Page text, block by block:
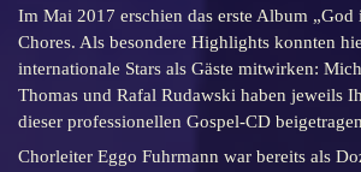
Im Mai 2017 erschien das erste Album „God
Chores. Als besondere Highlights konnten
internationale Stars als Gäste mitwirken:
Thomas und Rafal Rudawski haben jeweils
dieser professionellen Gospel-CD
Chorleiter Eggo Fuhrmann war bereits als